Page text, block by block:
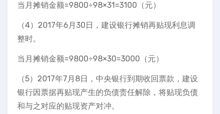
当月摊销金额=9800÷98×31=3100（元）
（4）2017年6月30日，建设银行摊销再贴现利息调
整时。
当月摊销金额=9800÷98×30=3000（元）
（5）2017年7月8日，中央银行到期收回票款，建设
银行因票据再贴现产生的负债责任解除，将贴现负债
和与之对应的贴现资产对冲。